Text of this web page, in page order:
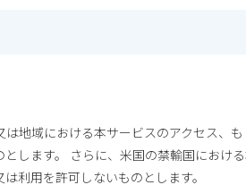
地域における本サービスのアクセス、
します。 さらに、米国の禁輸国におけ
利用を許可しないものとします。